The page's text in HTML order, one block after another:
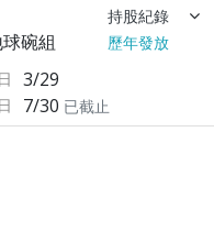
持股紀錄
碗組
歷年發放
3/29
7/30 已截止